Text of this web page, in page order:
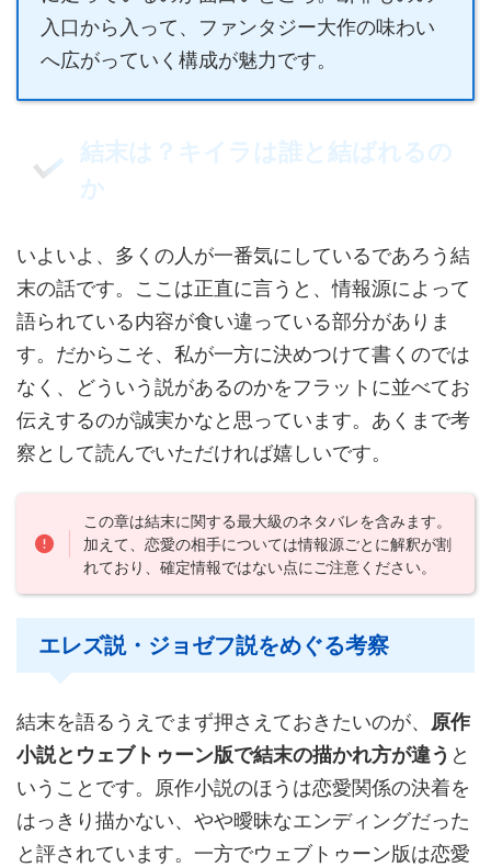
入口から入って、ファンタジー大作の味わい
へ広がっていく構成が魅力です。
結末は？キイラは誰と結ばれるの
か
いよいよ、多くの人が一番気にしているであろう結
末の話です。ここは正直に言うと、情報源によって
語られている内容が食い違っている部分がありま
す。だからこそ、私が一方に決めつけて書くのでは
なく、どういう説があるのかをフラットに並べてお
伝えするのが誠実かなと思っています。あくまで考
察として読んでいただければ嬉しいです。
この章は結末に関する最大級のネタバレを含みます。
加えて、恋愛の相手については情報源ごとに解釈が割
れており、確定情報ではない点にご注意ください。
エレズ説・ジョゼフ説をめぐる考察
結末を語るうえでまず押さえておきたいのが、 原作
小説とウェブトゥーン版で結末の描かれ方が違う と
いうことです。原作小説のほうは恋愛関係の決着を
はっきり描かない、やや曖昧なエンディングだった
と評されています。一方でウェブトゥーン版は恋愛